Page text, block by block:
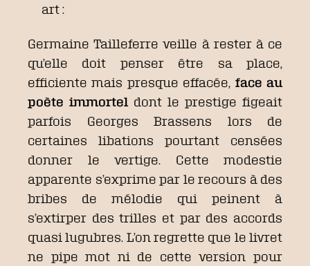
art :
Germaine Tailleferre veille à rester à ce
qu’elle doit penser être sa place,
efficiente mais presque effacée, face au
poète immortel dont le prestige figeait
parfois Georges Brassens lors de
certaines libations pourtant censées
donner le vertige. Cette modestie
apparente s’exprime par le recours à des
bribes de mélodie qui peinent à
s’extirper des trilles et par des accords
quasi lugubres. L’on regrette que le livret
ne pipe mot ni de cette version pour